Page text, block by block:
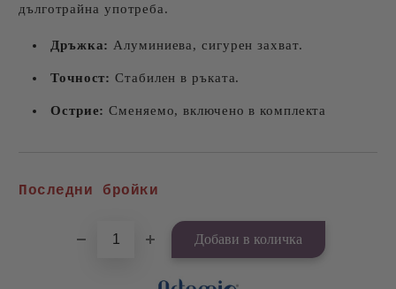
дълготрайна употреба.
Дръжка: Алуминиева, сигурен захват.
Точност: Стабилен в ръката.
Острие: Сменяемо, включено в комплекта
Последни бройки